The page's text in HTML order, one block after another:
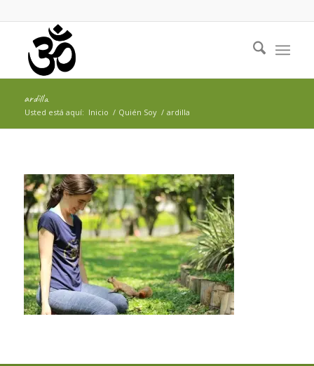
ardilla
Usted está aquí: Inicio / Quién Soy / ardilla